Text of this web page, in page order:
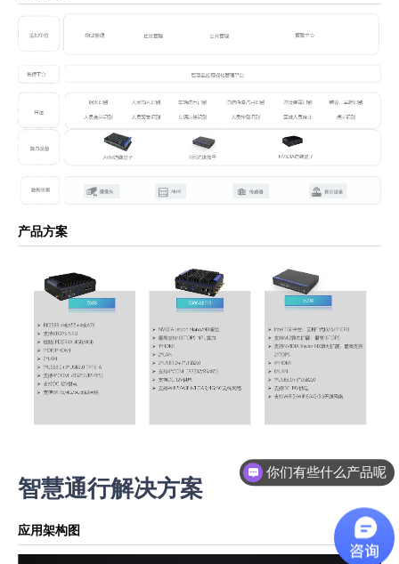
产品方案
智慧通行解决方案
应用架构图
你们有些什么产品呢